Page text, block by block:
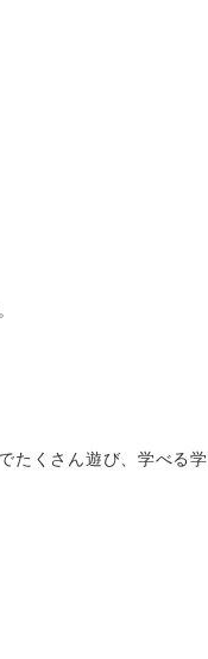
たくさん遊び、学べる学